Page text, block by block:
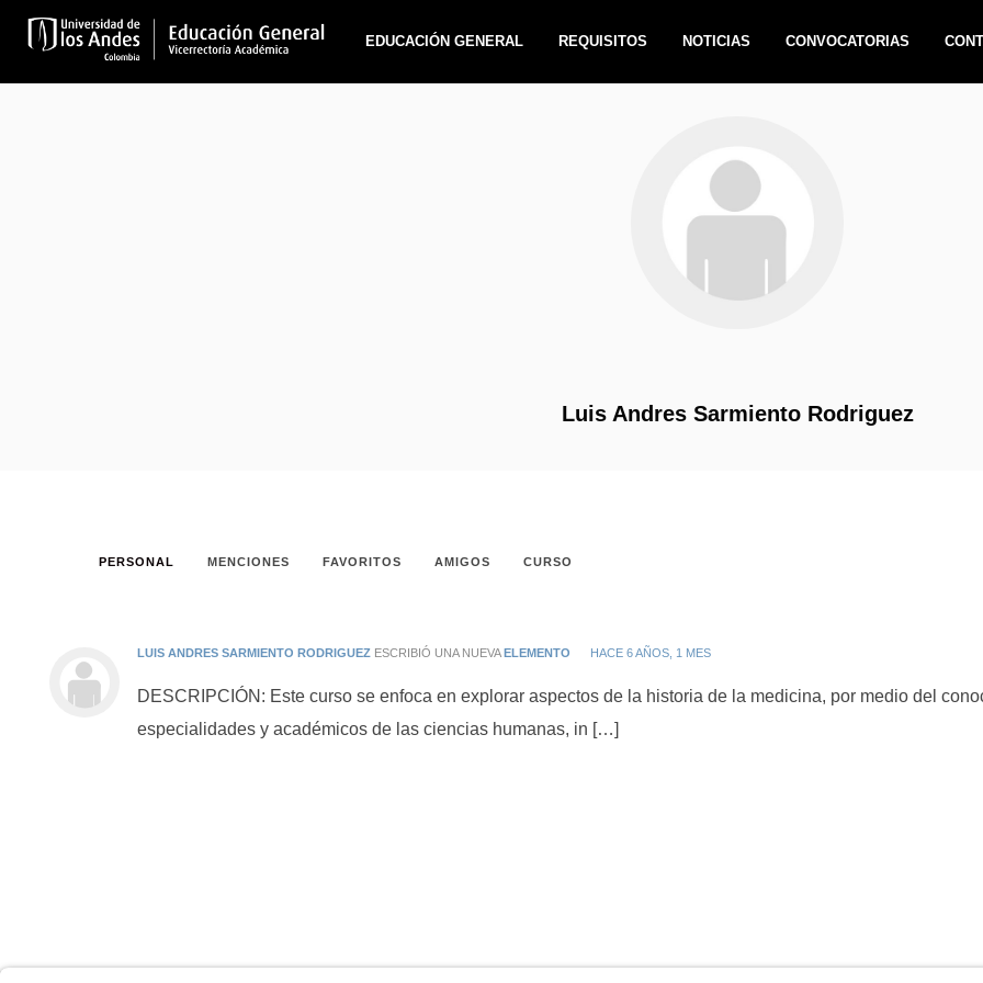
EDUCACIÓN GENERAL REQUISITOS NOTICIAS CONVOCATORIAS
Luis Andres Sarmiento Rodriguez
PERSONAL MENCIONES FAVORITOS AMIGOS CURSO
LUIS ANDRES SARMIENTO RODRIGUEZ ESCRIBIÓ UNA NUEVAELEMENTO HACE 6 AÑOS, 1 MES
DESCRIPCIÓN: Este curso se enfoca en explorar aspectos de la historia de la medicina, por medio del
especialidades y académicos de las ciencias humanas, in […]